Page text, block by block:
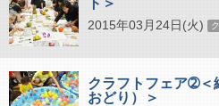
ト＞
2015年03月24日(火)
クラフトフェア➁＜
おどり）＞